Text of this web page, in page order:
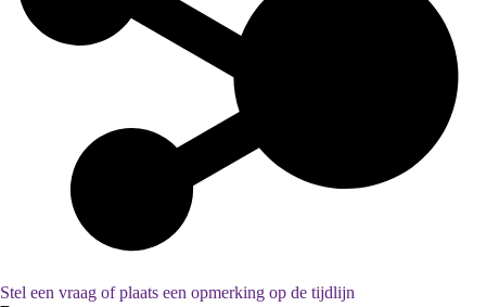
Stel een vraag of plaats een opmerking op de tijdlijn